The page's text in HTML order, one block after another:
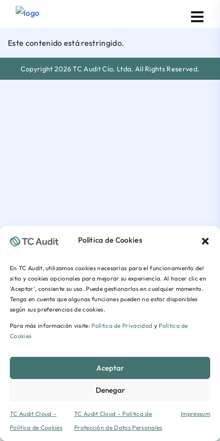
Política de Cookies
En TC Audit, utilizamos cookies necesarias para el funcionamiento del
sitio y cookies opcionales para mejorar su experiencia. Al hacer clic en
'Aceptar', consiente su uso. Puede gestionarlas en cualquier momento.
Tenga en cuenta que algunas funciones pueden no estar disponibles
según sus preferencias de cookies.
Para más información visite: Política de Privacidad y Política de
Cookies
Aceptar
Denegar
TC Audit Cloud –
Política de Cookies
TC Audit Cloud – Política de
Protección de Datos Personales
Impressum
Este contenido está restringido.
Copyright 2026 TC Audit Cía. Ltda. All Rights Reserved.